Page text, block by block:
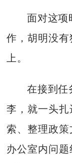
面对这项
作，胡明没
上。
在接到任
李，就一头
索、整理政
办公室内问